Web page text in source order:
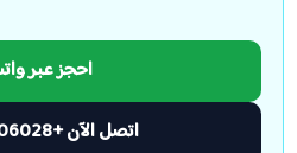
احجز عبر
اتصل الآن +966545006028